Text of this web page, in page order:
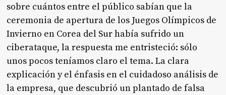
sobre cuántos entre el público sabían que la
ceremonia de apertura de los Juegos Olímpicos de
Invierno en Corea del Sur había sufrido un
ciberataque, la respuesta me entristeció: sólo
unos pocos teníamos claro el tema. La clara
explicación y el énfasis en el cuidadoso análisis de
la empresa, que descubrió un plantado de falsa